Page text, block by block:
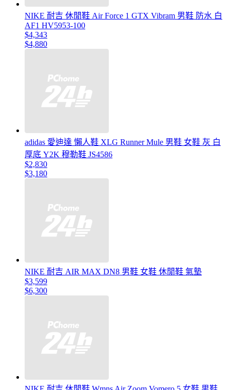
NIKE 耐吉 休閒鞋 Air Force 1 GTX Vibram 男鞋 防水 白
AF1 HV5953-100
$4,343
$4,880
adidas 愛迪達 懶人鞋 XLG Runner Mule 男鞋 女鞋 灰 白
厚底 Y2K 穆勒鞋 JS4586
$2,830
$3,180
NIKE 耐吉 AIR MAX DN8 男鞋 女鞋 休閒鞋 氣墊
$3,599
$6,300